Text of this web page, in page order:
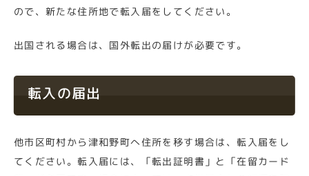
ので、新たな住所地で転入届をしてください。
出国される場合は、国外転出の届けが必要です。
転入の届出
他市区町村から津和野町へ住所を移す場合は、転入届をし
てください。転入届には、「転出証明書」と「在留カード